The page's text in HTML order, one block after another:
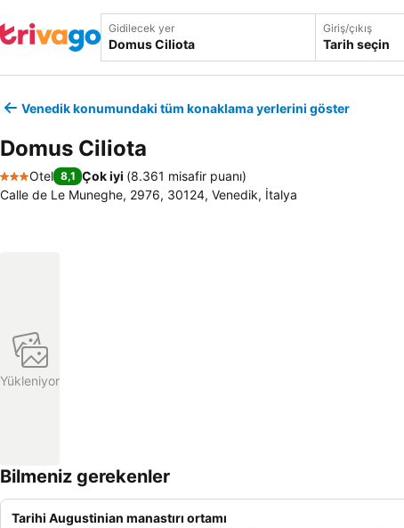
Gidilecek yer Giriş/çıkış
Tarih seçin
Venedik konumundaki tüm konaklama yerlerini göster
Domus Ciliota
3 Yıldız
Otel 8,1 Çok iyi (8.361 misafir puanı)
Calle de Le Muneghe, 2976, 30124, Venedik, İtalya
Yükleniyor
Bilmeniz gerekenler
Tarihi Augustinian manastırı ortamı